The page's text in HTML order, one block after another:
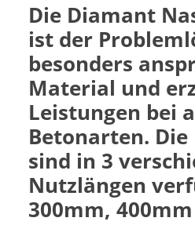
Die Diamant
ist der
besonders
Material und
Leistungen bei
Betonarten.
sind in 3
Nutzlängen
300mm,